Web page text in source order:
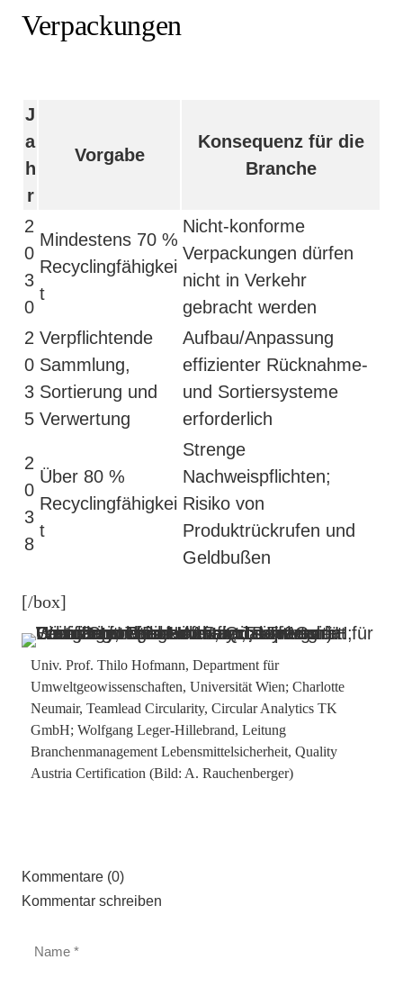
Verpackungen
J
a
h
r
Vorgabe
Konsequenz für die
Branche
2
0
3
0
Mindestens 70 %
Recyclingfähigkei
t
Nicht-konforme
Verpackungen dürfen
nicht in Verkehr
gebracht werden
2
0
3
5
Verpflichtende
Sammlung,
Sortierung und
Verwertung
Aufbau/Anpassung
effizienter Rücknahme-
und Sortiersysteme
erforderlich
2
0
3
8
Über 80 %
Recyclingfähigkei
t
Strenge
Nachweispflichten;
Risiko von
Produktrückrufen und
Geldbußen
[/box]
Univ. Prof. Thilo Hofmann, Department für
Umweltgeowissenschaften, Universität Wien; Charlotte
Neumair, Teamlead Circularity, Circular Analytics TK
GmbH; Wolfgang Leger-Hillebrand, Leitung
Branchenmanagement Lebensmittelsicherheit, Quality
Austria Certification (Bild: A. Rauchenberger)
Kommentare (0)
Kommentar schreiben